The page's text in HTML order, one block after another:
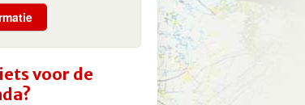
voor de